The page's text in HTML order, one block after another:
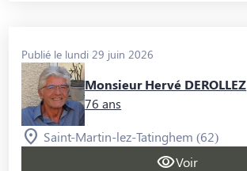
Publié le lundi 29 juin 2026
Monsieur Hervé DEROLLEZ
76 ans
Saint-Martin-lez-Tatinghem (62)
Voir